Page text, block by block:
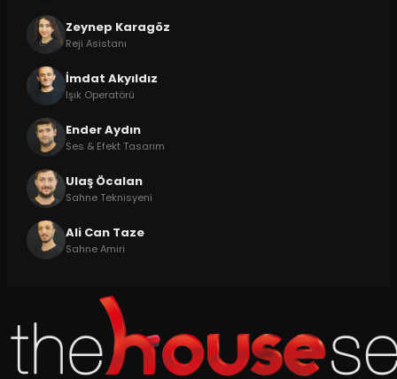
Zeynep Karagöz
Reji Asistanı
İmdat Akyıldız
Işık Operatörü
Ender Aydın
Ses & Efekt Tasarım
Ulaş Öcalan
Sahne Teknisyeni
Ali Can Taze
Sahne Amiri